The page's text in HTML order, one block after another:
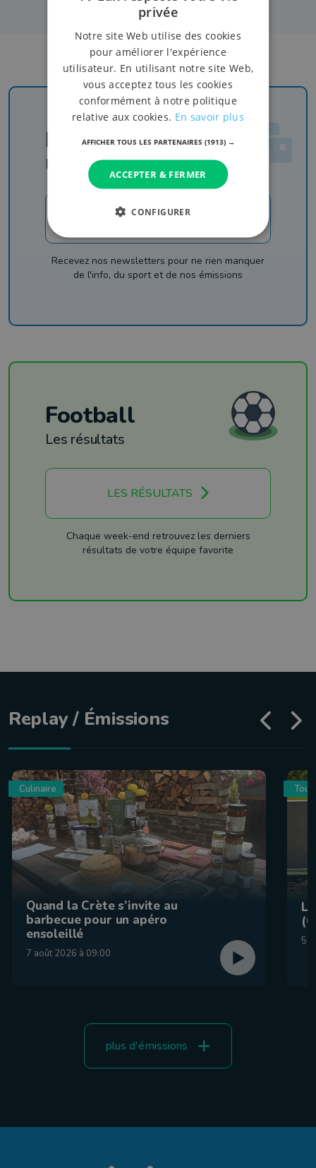
Newsletter
Rejoignez-nous
JE M'INSCRIS
Recevez nos newsletters pour ne rien manquer
de l'info, du sport et de nos émissions
Football
Les résultats
LES RÉSULTATS
Chaque week-end retrouvez les derniers
résultats de votre équipe favorite
Replay / Émissions
Culinaire
Quand la Crète s’invite au
barbecue pour un apéro
ensoleillé
7 août 2026 à 09:00
5
plus d'émissions
privée
Notre site Web utilise des cookies
pour améliorer l'expérience
utilisateur. En utilisant notre site Web,
vous acceptez tous les cookies
conformément à notre politique
relative aux cookies. En savoir plus
AFFICHER TOUS LES PARTENAIRES (1913) →
ACCEPTER & FERMER
CONFIGURER